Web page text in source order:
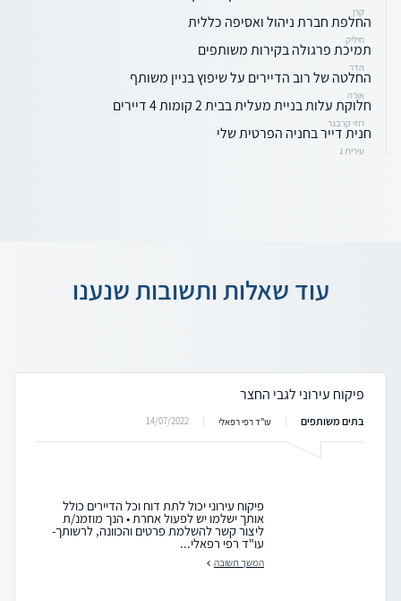
קרן
החלפת חברת ניהול ואסיפה כללית
חיליק
תמיכת פרגולה בקירות משותפים
הדר
החלטה של רוב הדיירים על שיפוץ בניין משותף
אורה
חלוקת עלות בניית מעלית בבית 2 קומות 4 דיירים
רוזי קרבנר
חנית דייר בחניה הפרטית שלי
עירית ג
עוד שאלות ותשובות שנענו
פיקוח עירוני לגבי החצר
בתים משותפים עו"ד רפי רפאלי 14/07/2022
פיקוח עירוני יכול לתת דוח וכל הדיירים כולל
אותך ישלמו יש לפעול אחרת • הנך מוזמנ/ת
ליצור קשר להשלמת פרטים והכוונה, לרשותך-
עו"ד רפי רפאלי...
המשך תשובה